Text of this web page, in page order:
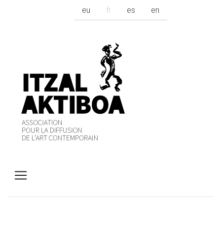
eu fr es en